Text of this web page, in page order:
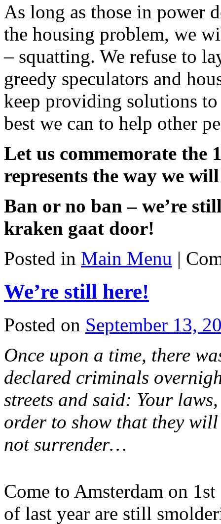
As long as those in power
the housing problem, we
– squatting. We refuse to
greedy speculators and
keep providing solutions
best we can to help other
Let us commemorate the
represents the way we
Ban or no ban – we’re
kraken gaat door!
Posted in Main Menu |
We’re still here!
Posted on September 13,
Once upon a time, there
declared criminals
streets and said: Your
order to show that they
not surrender…
Come to Amsterdam on
of last year are still